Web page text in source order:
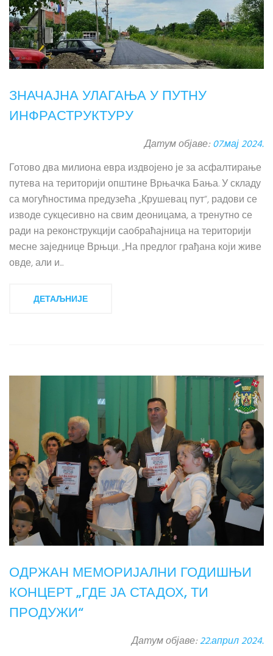
ЗНАЧАЈНА УЛАГАЊА У ПУТНУ
ИНФРАСТРУКТУРУ
Датум објаве:07.мај 2024.
Готово два милиона евра издвојено је за асфалтирање
путева на територији општине Врњачка Бања. У складу
са могућностима предузећа „Крушевац пут“, радови се
изводе сукцесивно на свим деоницама, а тренутно се
ради на реконструкцији саобраћајница на територији
месне заједнице Врњци. „На предлог грађана који живе
овде, али и...
ДЕТАЉНИЈЕ
ОДРЖАН МЕМОРИЈАЛНИ ГОДИШЊИ
КОНЦЕРТ „ГДЕ ЈА СТАДОХ, ТИ
ПРОДУЖИ“
Датум објаве:22.април 2024.